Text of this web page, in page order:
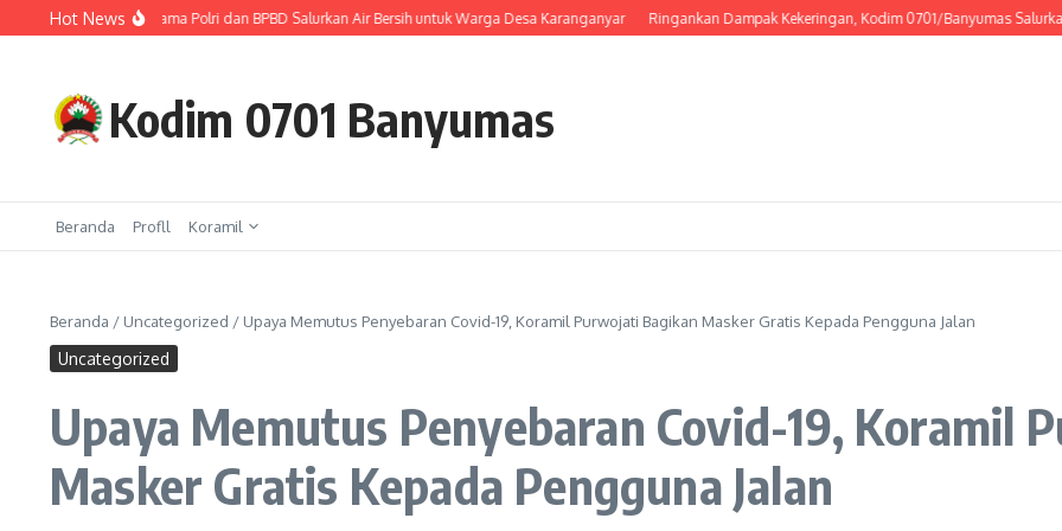
Lewati ke konten
Hot News
TNI Bersama Polri dan BPBD Salurkan Air Bersih untuk Warga Desa Karanganyar Ringankan Dampak Kekeringan, Kodim 0701/Banyumas Salurkan Air
Kodim 0701 Banyumas
Beranda Profll Koramil
Beranda / Uncategorized / Upaya Memutus Penyebaran Covid-19, Koramil Purwojati Bagikan Masker Gratis Kepada Pengguna Jalan
Uncategorized
Upaya Memutus Penyebaran Covid-19, Koramil
Masker Gratis Kepada Pengguna Jalan